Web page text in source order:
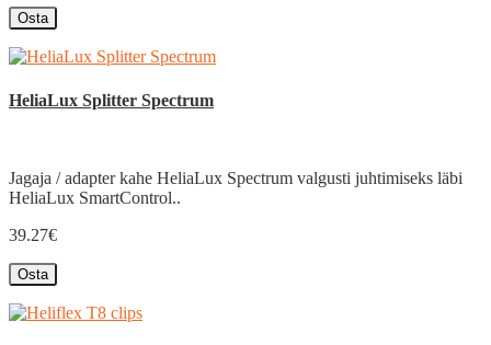
Osta
HeliaLux Splitter Spectrum
Jagaja / adapter kahe HeliaLux Spectrum valgusti juhtimiseks läbi
HeliaLux SmartControl..
39.27€
Osta